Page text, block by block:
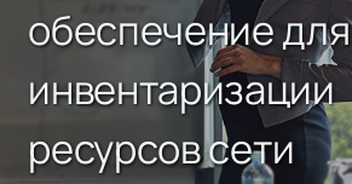
обеспечение для
инвентаризации
ресурсов сети